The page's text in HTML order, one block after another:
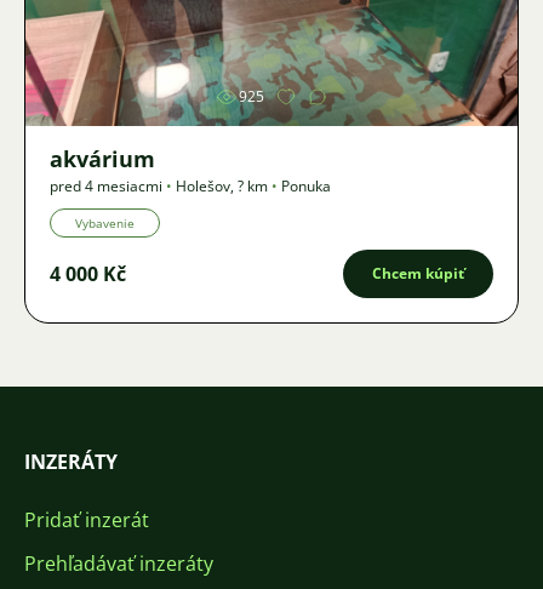
Obrázok
925
akvárium
pred 4 mesiacmi • Holešov,? km • Ponuka
Vybavenie
4 000 Kč Chcem kúpiť
INZERÁTY
Pridať inzerát
Prehľadávať inzeráty